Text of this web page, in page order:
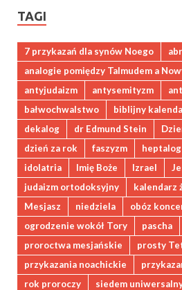
TAGI
7 przykazań dla synów Noego
analogie pomiędzy Talmudem a
antyjudaizm
antysemityzm
bałwochwalstwo
biblijny
dekalog
dr Edmund Stein
dzień za rok
faszyzm heptalog
idolatria
Imię Boże Izrael
judaizm ortodoksyjny
kalendarz
Mesjasz
niedziela
obóz
ogrodzenie wokół Tory
pascha
proroctwa mesjańskie
prosty
przykazania noachickie
rok proroczy
siedem